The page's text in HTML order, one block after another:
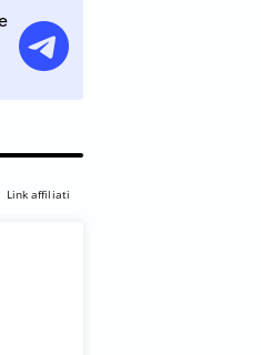
Link affiliati